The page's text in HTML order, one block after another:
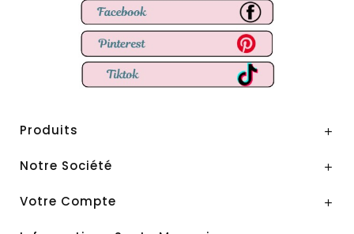
Produits 
Notre Société 
Votre Compte 